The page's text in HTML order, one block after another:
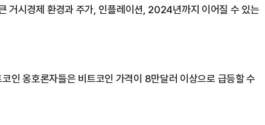
거시경제 환경과 주가, 인플레이션, 2024년까지 이어질 수 있는
인 옹호론자들은 비트코인 가격이 8만달러 이상으로 급등할 수